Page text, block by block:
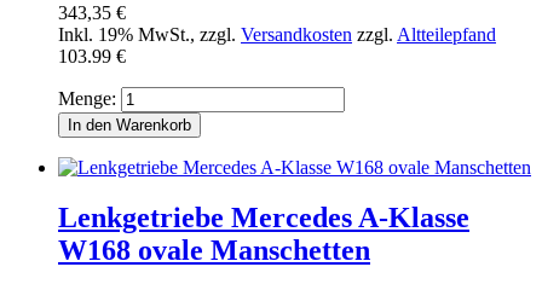
343,35 €
Inkl. 19% MwSt., zzgl. Versandkosten zzgl. Altteilepfand
103.99 €
Menge:
In den Warenkorb
Lenkgetriebe Mercedes A-Klasse
W168 ovale Manschetten